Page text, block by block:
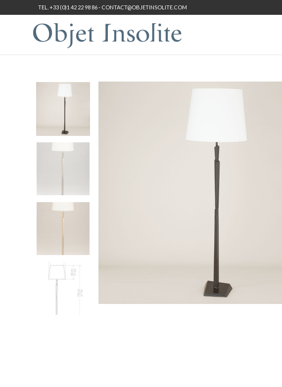
TEL. +33 (0)1 42 22 98 86 - CONTACT@OBJETINSOLITE.COM